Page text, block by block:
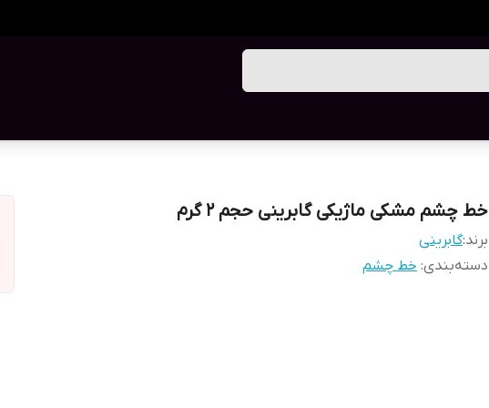
خط چشم مشکی ماژیکی گابرینی حجم 2 گرم
برند:گابرینی
دسته‌بندی: خط چشم